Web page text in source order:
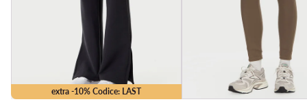
extra -10% Codice: LAST